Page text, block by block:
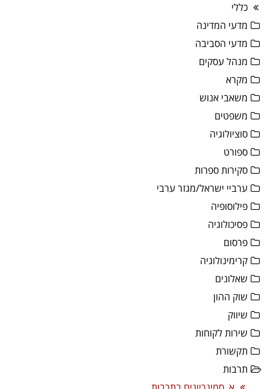
כללי
מדעי המדינה
מדעי הסביבה
מנהל עסקים
מקרא
משאבי אנוש
משפטים
סוציולוגיה
ספורט
סקירות ספרות
ערביי ישראל/מגזר ערבי
פילוסופיה
פסיכולוגיה
פרסום
קרימינולוגיה
שאלונים
שוק ההון
שיווק
שירות לקוחות
תקשורת
תרבות